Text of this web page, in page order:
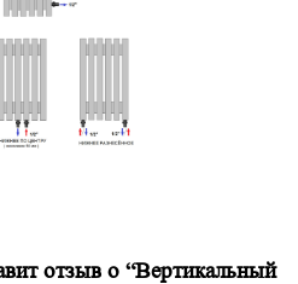
отзыв о “Вертикальный